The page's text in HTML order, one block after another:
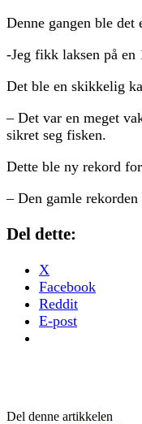
Denne gangen ble
-Jeg fikk laksen på en
Det ble en skikkelig
– Det var en meget
sikret seg fisken.
Dette ble ny rekord
– Den gamle
Del dette:
X
Facebook
Reddit
E-post
Del denne artikkelen